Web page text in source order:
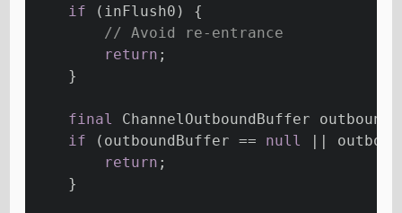
if (inFlush0) {
// Avoid re-entrance
return ;
    }
final
ChannelOutboundBuffer
if (outboundBuffer == null
||
return ;
    }